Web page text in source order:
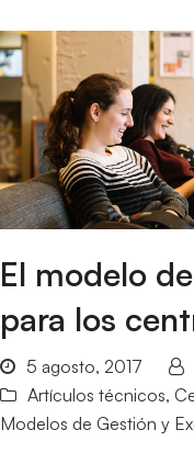
El modelo
para los
5 agosto, 2017
Artículos técnicos,
Modelos de Gestión y